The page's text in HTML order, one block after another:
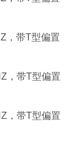
，带T型偏置
，带T型偏置
，带T型偏置